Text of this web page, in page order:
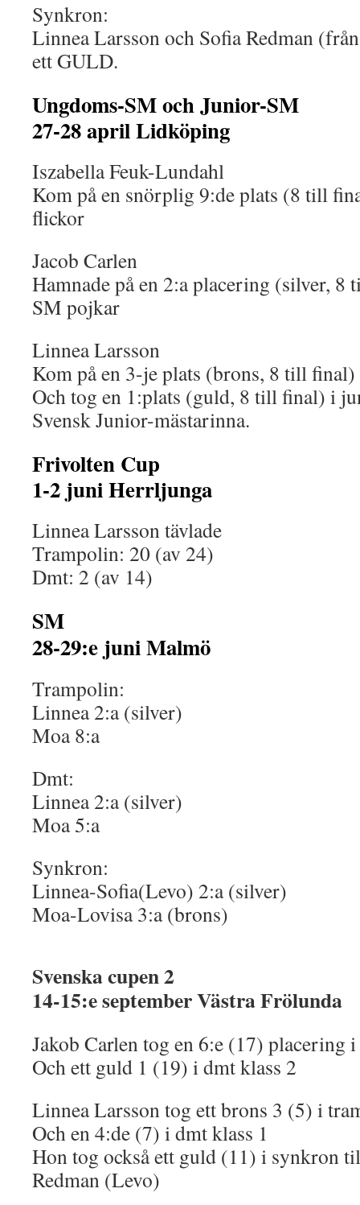
Synkron:
Linnea Larsson och Sofia Redman
ett GULD.
Ungdoms-SM och Junior-SM
27-28 april Lidköping
Iszabella Feuk-Lundahl
Kom på en snörplig 9:de plats (8 till
flickor
Jacob Carlen
Hamnade på en 2:a placering (silver,
SM pojkar
Linnea Larsson
Kom på en 3-je plats (brons, 8 till
Och tog en 1:plats (guld, 8 till final) i
Svensk Junior-mästarinna.
Frivolten Cup
1-2 juni Herrljunga
Linnea Larsson tävlade
Trampolin: 20 (av 24)
Dmt: 2 (av 14)
SM
28-29:e juni Malmö
Trampolin:
Linnea 2:a (silver)
Moa 8:a
Dmt:
Linnea 2:a (silver)
Moa 5:a
Synkron:
Linnea-Sofia(Levo) 2:a (silver)
Moa-Lovisa 3:a (brons)
Svenska cupen 2
14-15:e september Västra Frölunda
Jakob Carlen tog en 6:e (17) placering
Och ett guld 1 (19) i dmt klass 2
Linnea Larsson tog ett brons 3 (5) i
Och en 4:de (7) i dmt klass 1
Hon tog också ett guld (11) i synkron
Redman (Levo)